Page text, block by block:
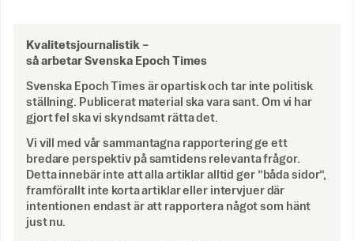
Kvalitetsjournalistik –
så arbetar Svenska Epoch Times
Svenska Epoch Times är opartisk och tar inte politisk
ställning. Publicerat material ska vara sant. Om vi har
gjort fel ska vi skyndsamt rätta det.
Vi vill med vår sammantagna rapportering ge ett
bredare perspektiv på samtidens relevanta frågor.
Detta innebär inte att alla artiklar alltid ger ”båda sidor”,
framförallt inte korta artiklar eller intervjuer där
intentionen endast är att rapportera något som hänt
just nu.